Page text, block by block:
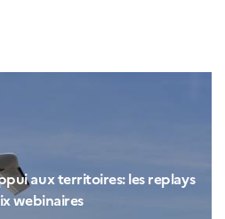
aux territoires: les replays
webinaires